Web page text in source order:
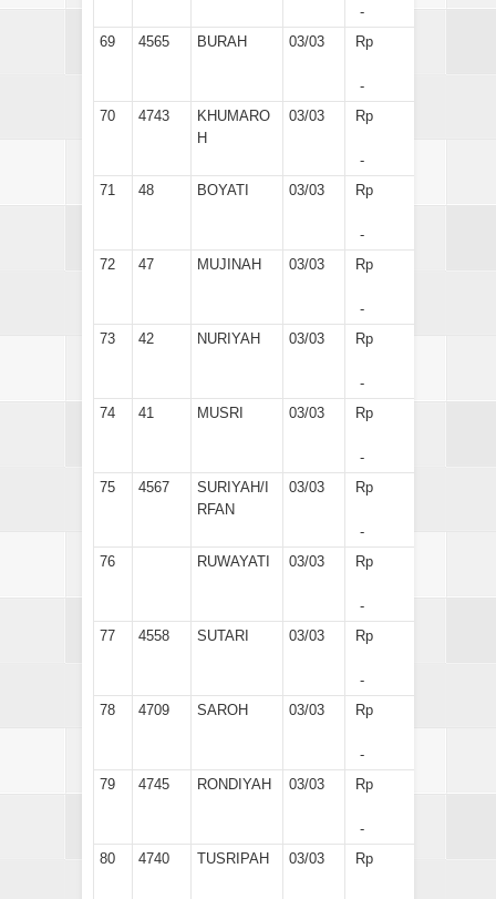
-
69
4565 BURAH 03/03 Rp
-
70
4743
KHUMARO
H
03/03 Rp
-
71
48 BOYATI 03/03 Rp
-
72
47 MUJINAH 03/03 Rp
-
73
42 NURIYAH 03/03 Rp
-
74
41 MUSRI 03/03 Rp
-
75
4567
SURIYAH/I
RFAN
03/03 Rp
-
76
RUWAYATI 03/03 Rp
-
77
4558 SUTARI 03/03 Rp
-
78
4709 SAROH 03/03 Rp
-
79
4745 RONDIYAH 03/03 Rp
-
80
4740 TUSRIPAH 03/03 Rp